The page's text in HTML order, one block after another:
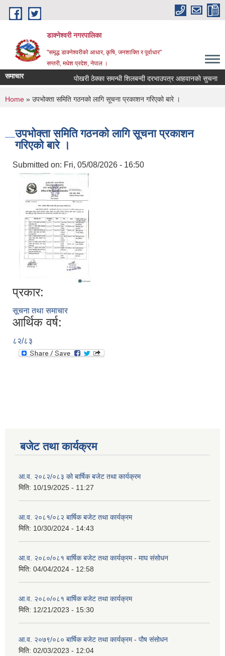
Skip to main content
डाक्नेश्वरी नगरपालिका
"समृद्ध डाक्नेश्वरीको आधार, कृषि, जनशाक्ति र पूर्वाधार"
सप्तरी, मधेश प्रदेश, नेपाल ।
समाचार पोखरी ठेक्का समन्धी शिलबन्दी दरभाउपत्र आहवानकाे सुचना
You are here
Home » उपभोक्ता समिति गठनको लागि सूचना प्रकाशन गरिएको बारे ।
उपभोक्ता समिति गठनको लागि सूचना प्रकाशन
गरिएको बारे ।
Submitted on: Fri, 05/08/2026 - 16:50
प्रकार:
सूचना तथा समाचार
आर्थिक वर्ष:
८२/८३
बजेट तथा कार्यक्रम
आ.व. २०८२/०८३ को बार्षिक बजेट तथा कार्यक्रम
मिति: 10/19/2025 - 11:27
आ.व. २०८१/०८२ बार्षिक बजेट तथा कार्यक्रम
मिति: 10/30/2024 - 14:43
आ.व. २०८०/०८१ बार्षिक बजेट तथा कार्यक्रम - माघ संसोधन
मिति: 04/04/2024 - 12:58
आ.व. २०८०/०८१ बार्षिक बजेट तथा कार्यक्रम
मिति: 12/21/2023 - 15:30
आ.व. २०७९/०८० बार्षिक बजेट तथा कार्यक्रम - पौष संसोधन
मिति: 02/03/2023 - 12:04